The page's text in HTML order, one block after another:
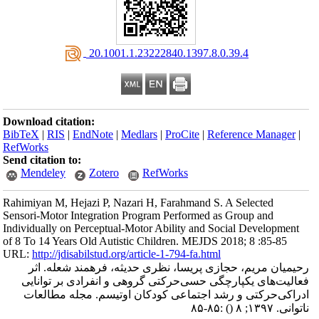
‎ 20.1001.1.23222840.1397.8.0.39.4
Download citation:
BibTeX |RIS |EndNote |Medlars |ProCite |Reference Manager
RefWorks
Send citation to:
Mendeley
Zotero RefWorks
Rahimiyan M, Hejazi P, Nazari H, Farahmand S. A Selected
Sensori-Motor Integration Program Performed as Group and
Individually on Perceptual-Motor Ability and Social Development
of 8 To 14 Years Old Autistic Children. MEJDS 2018; 8 :85-85
URL:http://jdisabilstud.org/article-1-794-fa.html
رحیمیان مریم، حجازی پریسا، نظری حدیثه، فرهمند شعله. اثر
فعالیت‌های یکپارچگی حسی‌حرکتی گروهی و انفرادی بر توانایی
ادراکی‌حرکتی و رشد اجتماعی کودکان اوتیسم. مجله مطالعات
ناتوانی. ۱۳۹۷; ۸
() :۸۵-۸۵